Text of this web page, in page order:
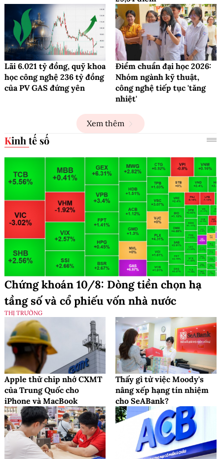
Lãi 6.021 tỷ đồng, quỹ khoa
học công nghệ 236 tỷ đồng
của PV GAS đứng yên
Điểm chuẩn đại học 2026:
Nhóm ngành kỹ thuật,
công nghệ tiếp tục 'tăng
nhiệt'
Xem thêm
Kinh tế số
Chứng khoán 10/8: Dòng tiền chọn hạ
tầng số và cổ phiếu vốn nhà nước
THỊ TRƯỜNG
Apple thử chip nhớ CXMT
của Trung Quốc cho
iPhone và MacBook
Thấy gì từ việc Moody's
nâng xếp hạng tín nhiệm
cho SeABank?